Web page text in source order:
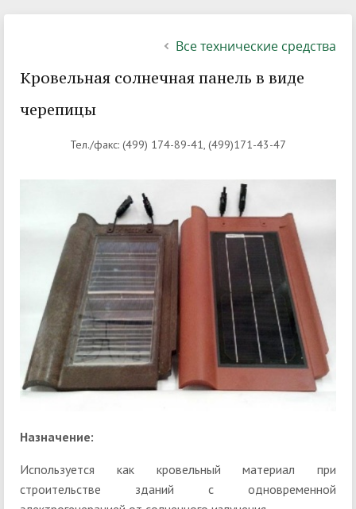
Все технические средства
Кровельная солнечная панель в виде
черепицы
Тел./факс: (499) 174-89-41, (499)171-43-47
Назначение:
Используется как кровельный материал при
строительстве зданий с одновременной